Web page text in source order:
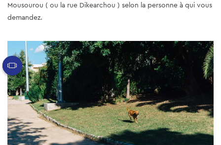
Mousourou ( ou la rue Dikearchou ) selon la personne à qui vous
demandez.